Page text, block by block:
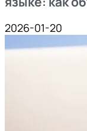
2026-01-20